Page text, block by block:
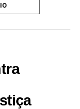
ampliou a
criminais no